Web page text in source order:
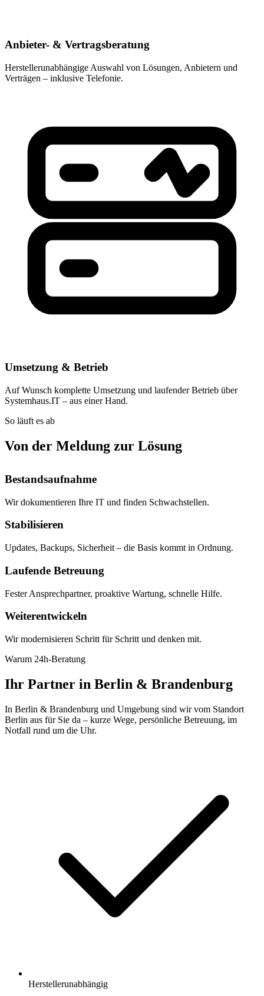
Anbieter- & Vertragsberatung
Herstellerunabhängige Auswahl von Lösungen, Anbietern und
Verträgen – inklusive Telefonie.
Umsetzung & Betrieb
Auf Wunsch komplette Umsetzung und laufender Betrieb über
Systemhaus.IT – aus einer Hand.
So läuft es ab
Von der Meldung zur Lösung
Bestandsaufnahme
Wir dokumentieren Ihre IT und finden Schwachstellen.
Stabilisieren
Updates, Backups, Sicherheit – die Basis kommt in Ordnung.
Laufende Betreuung
Fester Ansprechpartner, proaktive Wartung, schnelle Hilfe.
Weiterentwickeln
Wir modernisieren Schritt für Schritt und denken mit.
Warum 24h-Beratung
Ihr Partner in Berlin & Brandenburg
In Berlin & Brandenburg und Umgebung sind wir vom Standort
Berlin aus für Sie da – kurze Wege, persönliche Betreuung, im
Notfall rund um die Uhr.
Herstellerunabhängig